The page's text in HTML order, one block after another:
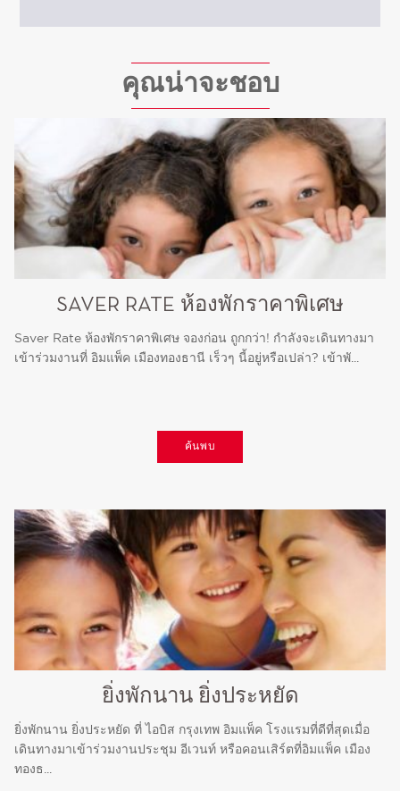
คุณน่าจะชอบ
SAVER RATE ห้องพักราคาพิเศษ
Saver Rate ห้องพักราคาพิเศษ จองก่อน ถูกกว่า! กำลังจะเดินทางมา
เข้าร่วมงานที่ อิมแพ็ค เมืองทองธานี เร็วๆ นี้อยู่หรือเปล่า? เข้าพั...
ค้นพบ
ยิ่งพักนาน ยิ่งประหยัด
ยิ่งพักนาน ยิ่งประหยัด ที่ ไอบิส กรุงเทพ อิมแพ็ค โรงแรมที่ดีที่สุดเมื่อ
เดินทางมาเข้าร่วมงานประชุม อีเวนท์ หรือคอนเสิร์ตที่อิมแพ็ค เมือง
ทองธ...